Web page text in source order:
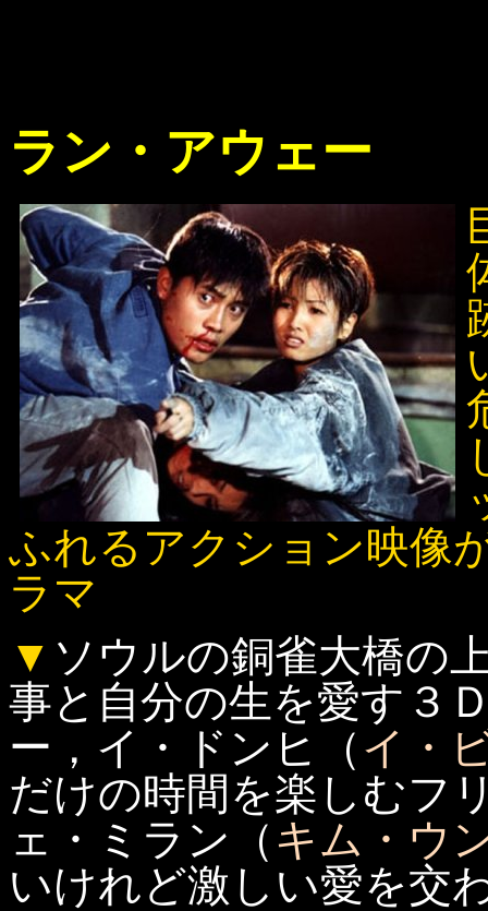
ラン・アウェー
ふれるアクション映像
ラマ
▼ ソウルの銅雀大橋の
事と自分の生を愛す３
ー，イ・ドンヒ（ イ・
だけの時間を楽しむフ
ェ・ミラン（ キム・ウ
いけれど激しい愛を交